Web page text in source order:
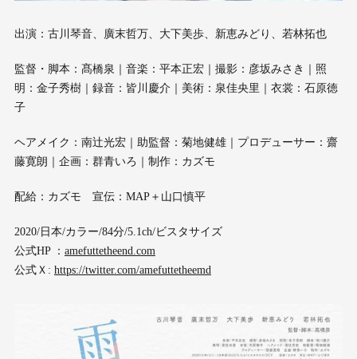
出演：古川琴音、廣末哲万、大下美歩、新恵みどり、若林拓也
監督・脚本：髙橋泉｜音楽：平本正宏｜撮影：彦坂みさき｜照
明：金子秀樹｜録音：皆川慶介｜美術：泉佳央里｜衣裳：石原徳
子
ヘアメイク：南辻光宏｜助監督：菊地健雄｜プロデューサー：齋
藤寛朗｜企画：群青いろ｜制作：カズモ
配給：カズモ 宣伝：MAP＋山口慎平
2020/日本/カラー/84分/5.1ch/ビスタサイズ
公式HP ： amefuttetheend.com
公式Ｘ: https://twitter.com/amefuttetheemd